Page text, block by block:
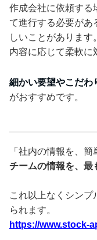
作成会社に依頼する
て進行する必要があ
しいことがありま
内容に応じて柔軟に
細かい要望やこだわ
がおすすめです。
「社内の情報を、簡
チームの情報を、最
これ以上なくシンプ
られます。
https://www.stock-